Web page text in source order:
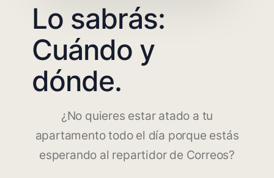
Lo sabrás:
Cuándo y
dónde.
¿No quieres estar atado a tu
apartamento todo el día porque estás
esperando al repartidor de Correos?